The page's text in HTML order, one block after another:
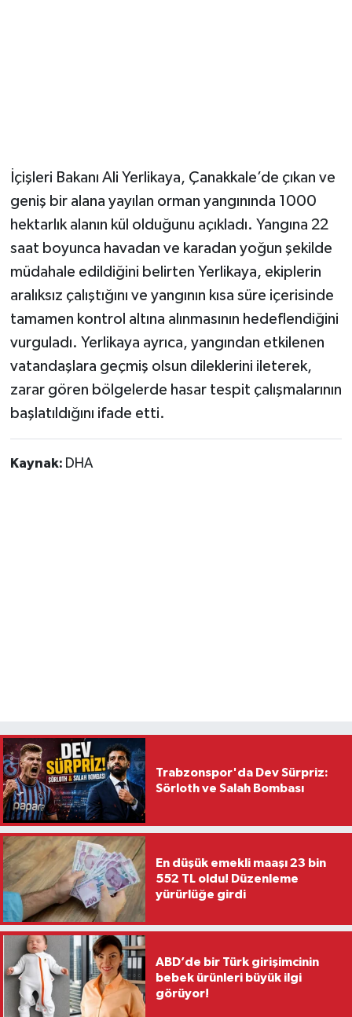
İçişleri Bakanı Ali Yerlikaya, Çanakkale’de çıkan ve
geniş bir alana yayılan orman yangınında 1000
hektarlık alanın kül olduğunu açıkladı. Yangına 22
saat boyunca havadan ve karadan yoğun şekilde
müdahale edildiğini belirten Yerlikaya, ekiplerin
aralıksız çalıştığını ve yangının kısa süre içerisinde
tamamen kontrol altına alınmasının hedeflendiğini
vurguladı. Yerlikaya ayrıca, yangından etkilenen
vatandaşlara geçmiş olsun dileklerini ileterek,
zarar gören bölgelerde hasar tespit çalışmalarının
başlatıldığını ifade etti.
Kaynak: DHA
Trabzonspor'da Dev Sürpriz:
Sörloth ve Salah Bombası
En düşük emekli maaşı 23 bin
552 TL oldu! Düzenleme
yürürlüğe girdi
ABD’de bir Türk girişimcinin
bebek ürünleri büyük ilgi
görüyor!
Sokak Hayvanlarını Sahiplendirme
Spor
Vasıta
Yaşam